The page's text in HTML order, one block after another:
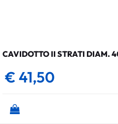
CAVIDOTTO II STRATI DIAM.
€ 41,50
Quantità